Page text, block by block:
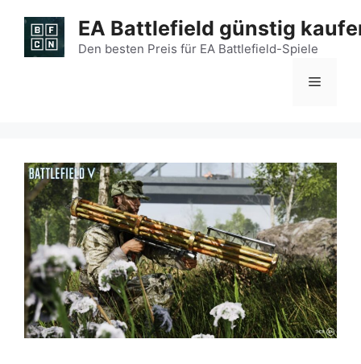
Inhalt
springen
EA Battlefield günstig
Den besten Preis für EA Battlefield-Spiele
Menü